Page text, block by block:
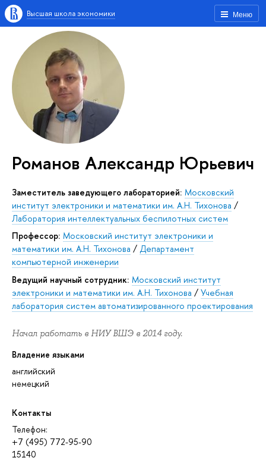
Меню
Высшая школа экономики
Романов Александр Юрьевич
Заместитель заведующего лабораторией: Московский
институт электроники и математики им. А.Н. Тихонова /
Лаборатория интеллектуальных беспилотных систем
Профессор: Московский институт электроники и
математики им. А.Н. Тихонова / Департамент
компьютерной инженерии
Ведущий научный сотрудник: Московский институт
электроники и математики им. А.Н. Тихонова / Учебная
лаборатория систем автоматизированного проектирования
Начал работать в НИУ ВШЭ в 2014 году.
Владение языками
английский
немецкий
Контакты
Телефон:
+7 (495) 772-95-90
15140